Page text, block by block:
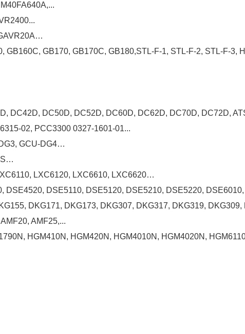
GB160C, GB170, GB170C, GB180,STL-F-1, STL-F-2, STL-F-3,
DC42D, DC50D, DC52D, DC60D, DC62D, DC70D, DC72D,
02, PCC3300 0327-1601-01...
GCU-DG4…
LXC6120, LXC6610, LXC6620…
DSE4520, DSE5110, DSE5120, DSE5210, DSE5220,
DKG171, DKG173, DKG307, DKG317, DKG319, DKG309,
AMF25,...
HGM410N, HGM420N, HGM4010N, HGM4020N,